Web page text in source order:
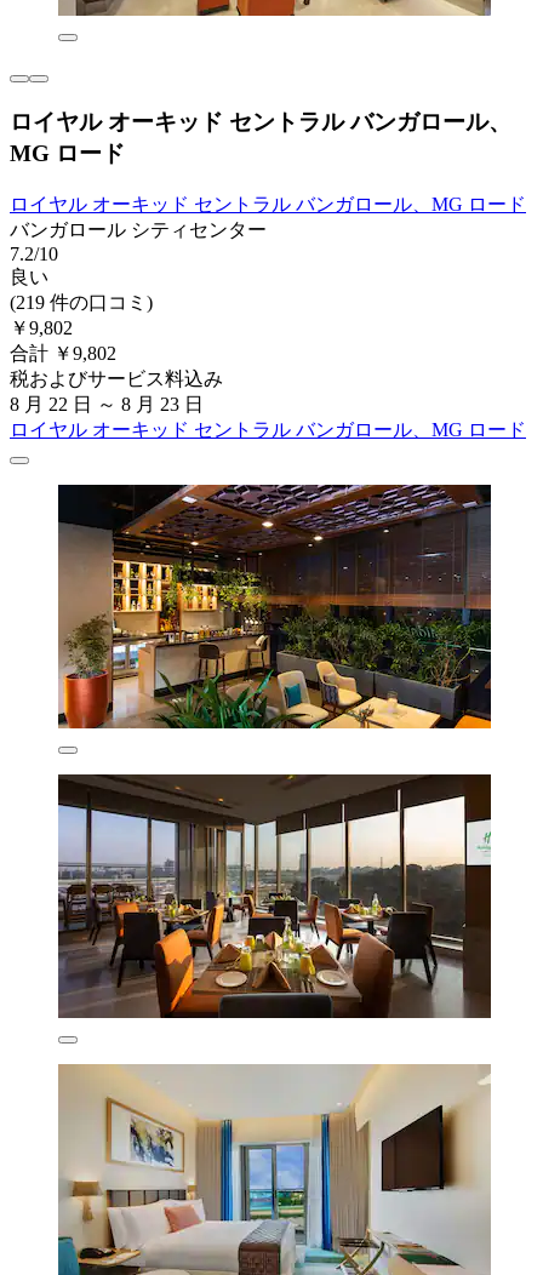
ロイヤル オーキッド セントラル バンガロール、
MG ロード
ロイヤル オーキッド セントラル バンガロール、MG ロード
バンガロール シティセンター
7.2/10
良い
(219 件の口コミ)
￥9,802
合計 ￥9,802
税およびサービス料込み
8 月 22 日 ～ 8 月 23 日
ロイヤル オーキッド セントラル バンガロール、MG ロード